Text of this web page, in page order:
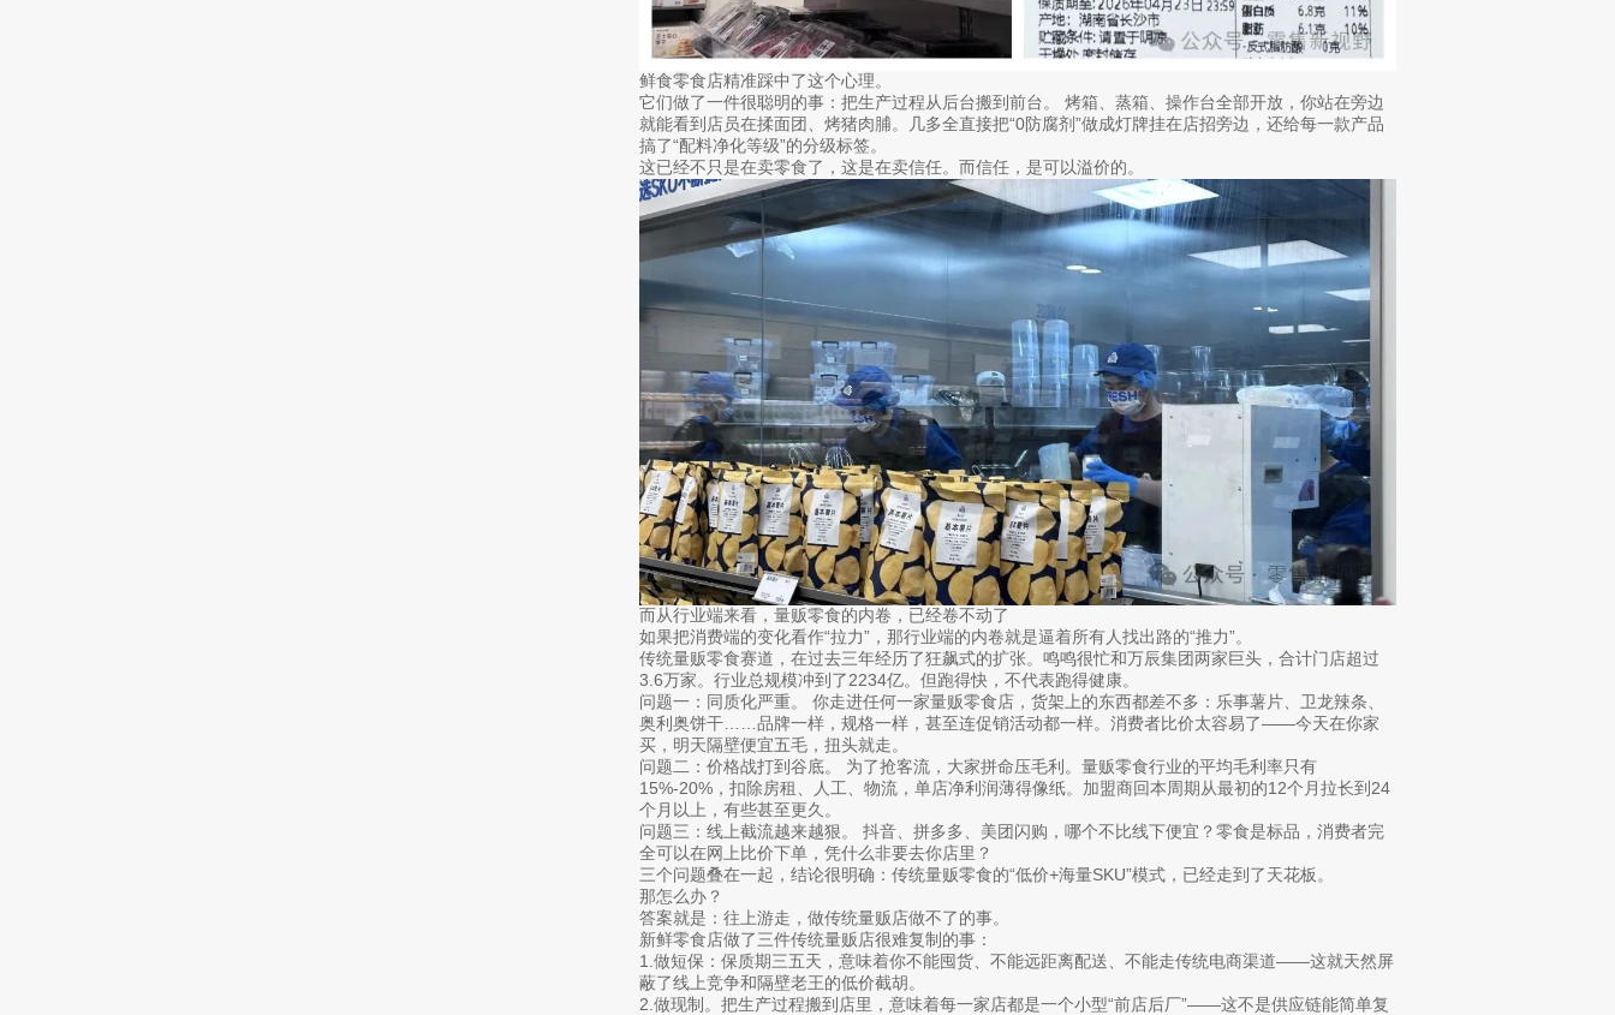
鲜食零食店精准踩中了这个心理。
它们做了一件很聪明的事：把生产过程从后台搬到前台。 烤箱、蒸箱、操作台全部开放，你站在旁边
就能看到店员在揉面团、烤猪肉脯。几多全直接把“0防腐剂”做成灯牌挂在店招旁边，还给每一款产品
搞了“配料净化等级”的分级标签。
这已经不只是在卖零食了，这是在卖信任。而信任，是可以溢价的。
而从行业端来看，量贩零食的内卷，已经卷不动了
如果把消费端的变化看作“拉力”，那行业端的内卷就是逼着所有人找出路的“推力”。
传统量贩零食赛道，在过去三年经历了狂飙式的扩张。鸣鸣很忙和万辰集团两家巨头，合计门店超过
3.6万家。行业总规模冲到了2234亿。但跑得快，不代表跑得健康。
问题一：同质化严重。 你走进任何一家量贩零食店，货架上的东西都差不多：乐事薯片、卫龙辣条、
奥利奥饼干……品牌一样，规格一样，甚至连促销活动都一样。消费者比价太容易了——今天在你家
买，明天隔壁便宜五毛，扭头就走。
问题二：价格战打到谷底。 为了抢客流，大家拼命压毛利。量贩零食行业的平均毛利率只有
15%-20%，扣除房租、人工、物流，单店净利润薄得像纸。加盟商回本周期从最初的12个月拉长到24
个月以上，有些甚至更久。
问题三：线上截流越来越狠。 抖音、拼多多、美团闪购，哪个不比线下便宜？零食是标品，消费者完
全可以在网上比价下单，凭什么非要去你店里？
三个问题叠在一起，结论很明确：传统量贩零食的“低价+海量SKU”模式，已经走到了天花板。
那怎么办？
答案就是：往上游走，做传统量贩店做不了的事。
新鲜零食店做了三件传统量贩店很难复制的事：
1.做短保：保质期三五天，意味着你不能囤货、不能远距离配送、不能走传统电商渠道——这就天然屏
蔽了线上竞争和隔壁老王的低价截胡。
2.做现制。把生产过程搬到店里，意味着每一家店都是一个小型“前店后厂”——这不是供应链能简单复